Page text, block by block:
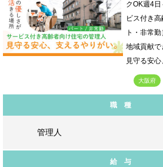
クOK週4
ビス付き
ト・非常
地域貢献で
見守る安心
大阪府
職 種
管理人
給 与